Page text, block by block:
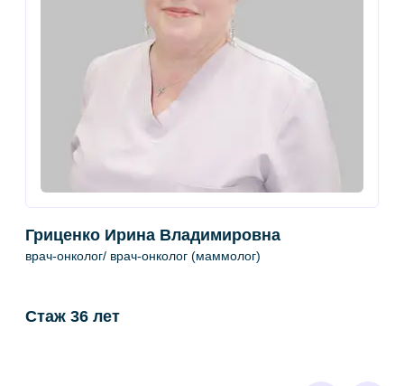
Гриценко Ирина Владимировна
врач-онколог/ врач-онколог (маммолог)
Стаж 36 лет